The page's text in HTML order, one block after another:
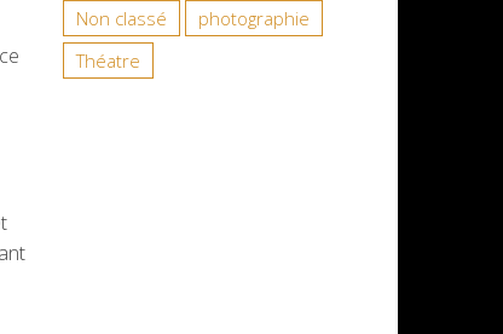
Non classé
photographie
Théatre